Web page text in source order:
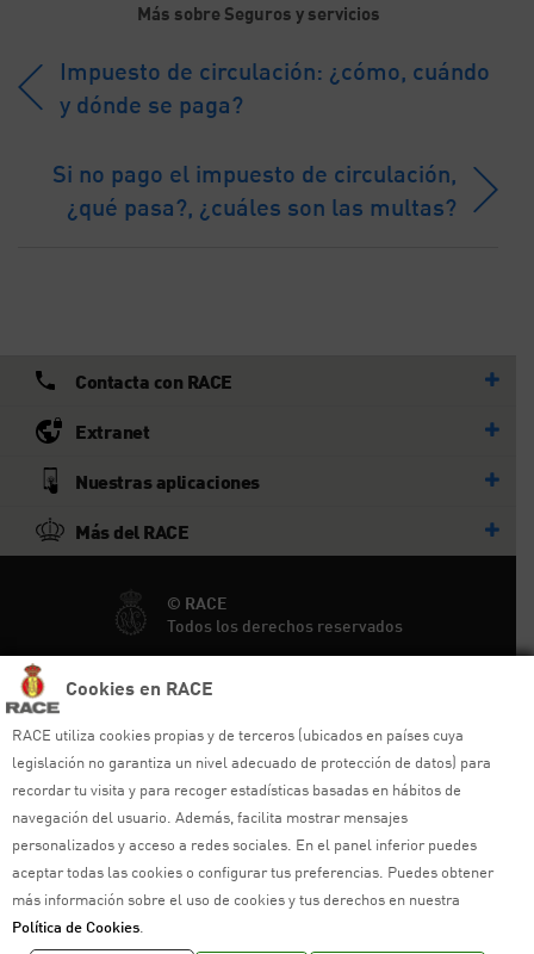
Cookies en RACE
RACE utiliza cookies propias y de terceros (ubicados en países cuya
legislación no garantiza un nivel adecuado de protección de datos) para
recordar tu visita y para recoger estadísticas basadas en hábitos de
navegación del usuario. Además, facilita mostrar mensajes
personalizados y acceso a redes sociales. En el panel inferior puedes
aceptar todas las cookies o configurar tus preferencias. Puedes obtener
más información sobre el uso de cookies y tus derechos en nuestra
Política de Cookies
Más sobre Seguros y servicios
Impuesto de circulación: ¿cómo, cuándo
y dónde se paga?
Si no pago el impuesto de circulación,
¿qué pasa?, ¿cuáles son las multas?
Contacta con RACE
Extranet
Nuestras aplicaciones
Más del RACE
© RACE
Todos los derechos reservados
Ayuda y sitemap
Aviso legal
Política de privacidad
Política de cookies
Política de venta
Política de calidad